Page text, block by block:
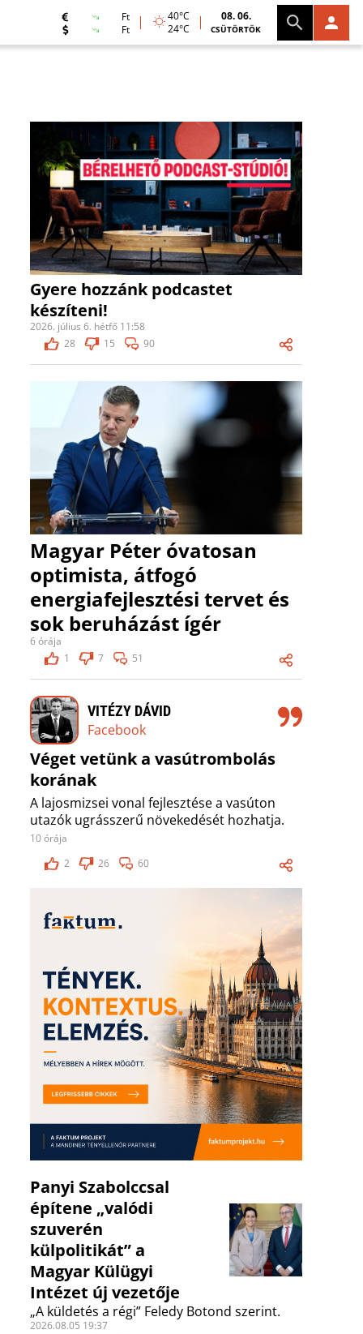
Ft
Ft
40°C
24°C
08. 06.
CSÜTÖRTÖK
Gyere hozzánk podcastet
készíteni!
2026. július 6. hétfő 11:58
28
15 90
Magyar Péter óvatosan
optimista, átfogó
energiafejlesztési tervet és
sok beruházást ígér
6 órája
1
7 51
VITÉZY DÁVID
Facebook
Véget vetünk a vasútrombolás
korának
A lajosmizsei vonal fejlesztése a vasúton
utazók ugrásszerű növekedését hozhatja.
10 órája
2
26 60
Panyi Szabolccsal
építene „valódi
szuverén
külpolitikát” a
Magyar Külügyi
Intézet új vezetője
„A küldetés a régi” Feledy Botond szerint.
2026.08.05 19:37